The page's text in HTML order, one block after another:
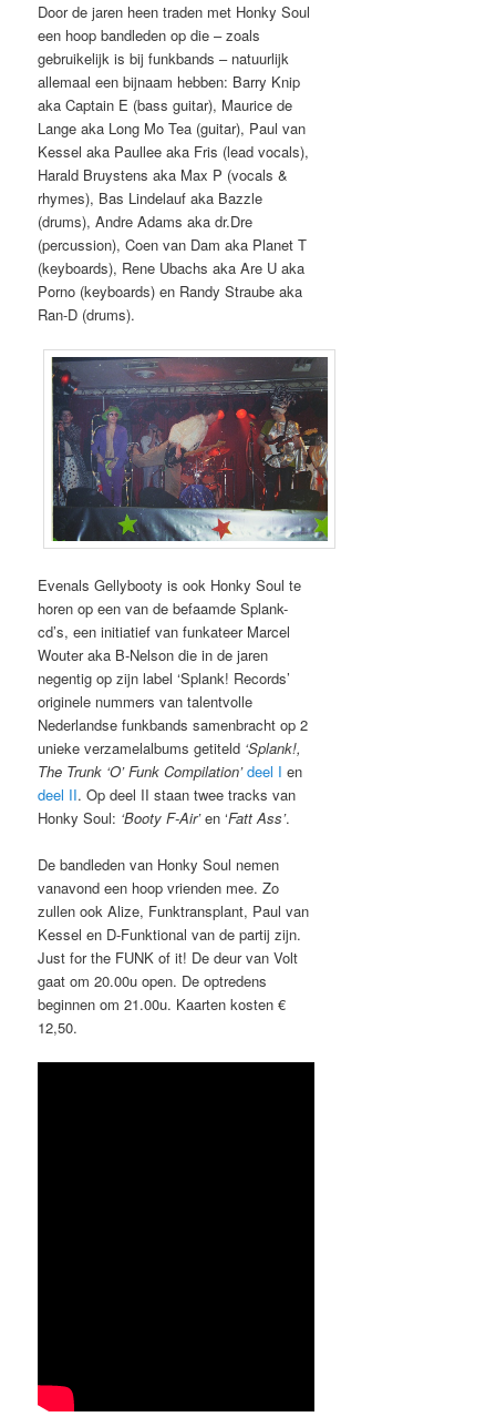
Door de jaren heen traden met Honky Soul
een hoop bandleden op die – zoals
gebruikelijk is bij funkbands – natuurlijk
allemaal een bijnaam hebben: Barry Knip
aka Captain E (bass guitar), Maurice de
Lange aka Long Mo Tea (guitar), Paul van
Kessel aka Paullee aka Fris (lead vocals),
Harald Bruystens aka Max P (vocals &
rhymes), Bas Lindelauf aka Bazzle
(drums), Andre Adams aka dr.Dre
(percussion), Coen van Dam aka Planet T
(keyboards), Rene Ubachs aka Are U aka
Porno (keyboards) en Randy Straube aka
Ran-D (drums).
Evenals Gellybooty is ook Honky Soul te
horen op een van de befaamde Splank-
cd’s, een initiatief van funkateer Marcel
Wouter aka B-Nelson die in de jaren
negentig op zijn label ‘Splank! Records’
originele nummers van talentvolle
Nederlandse funkbands samenbracht op 2
unieke verzamelalbums getiteld ‘Splank!,
The Trunk ‘O’ Funk Compilation’ deel I en
deel II. Op deel II staan twee tracks van
Honky Soul: ‘Booty F-Air’en ‘Fatt Ass’.
De bandleden van Honky Soul nemen
vanavond een hoop vrienden mee. Zo
zullen ook Alize, Funktransplant, Paul van
Kessel en D-Funktional van de partij zijn.
Just for the FUNK of it! De deur van Volt
gaat om 20.00u open. De optredens
beginnen om 21.00u. Kaarten kosten €
12,50.